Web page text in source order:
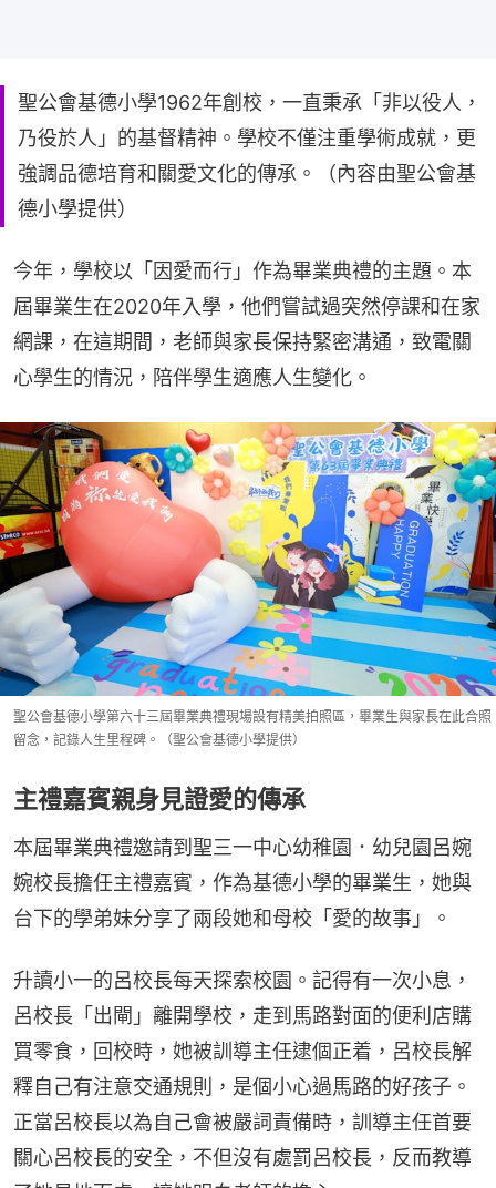
聖公會基德小學1962年創校，一直秉承「非以役人，
乃役於人」的基督精神。學校不僅注重學術成就，更
強調品德培育和關愛文化的傳承。（內容由聖公會基
德小學提供）
今年，學校以「因愛而行」作為畢業典禮的主題。本
屆畢業生在2020年入學，他們嘗試過突然停課和在家
網課，在這期間，老師與家長保持緊密溝通，致電關
心學生的情況，陪伴學生適應人生變化。
聖公會基德小學第六十三屆畢業典禮現場設有精美拍照區，畢業生與家長在此合照
留念，記錄人生里程碑。（聖公會基德小學提供）
主禮嘉賓親身見證愛的傳承
本屆畢業典禮邀請到聖三一中心幼稚園．幼兒園呂婉
婉校長擔任主禮嘉賓，作為基德小學的畢業生，她與
台下的學弟妹分享了兩段她和母校「愛的故事」。
升讀小一的呂校長每天探索校園。記得有一次小息，
呂校長「出閘」離開學校，走到馬路對面的便利店購
買零食，回校時，她被訓導主任逮個正着，呂校長解
釋自己有注意交通規則，是個小心過馬路的好孩子。
正當呂校長以為自己會被嚴詞責備時，訓導主任首要
關心呂校長的安全，不但沒有處罰呂校長，反而教導